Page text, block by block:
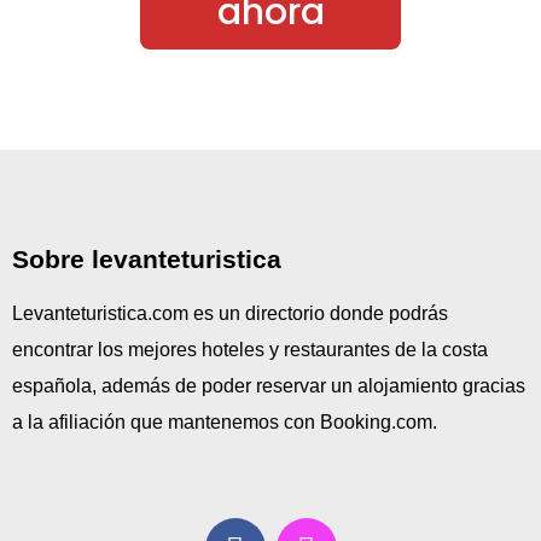
ahora
Sobre levanteturistica
Levanteturistica.com es un directorio donde podrás
encontrar los mejores hoteles y restaurantes de la costa
española, además de poder reservar un alojamiento gracias
a la afiliación que mantenemos con Booking.com.